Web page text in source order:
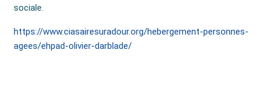
sociale.
https://www.ciasairesuradour.org/hebergement-personnes-
agees/ehpad-olivier-darblade/